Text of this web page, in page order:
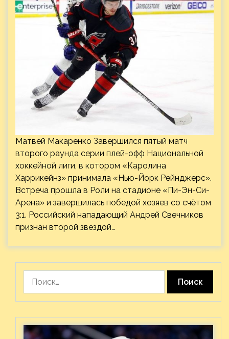
Матвей Макаренко Завершился пятый матч
второго раунда серии плей-офф Национальной
хоккейной лиги, в котором «Каролина
Харрикейнз» принимала «Нью-Йорк Рейнджерс».
Встреча прошла в Роли на стадионе «Пи-Эн-Си-
Арена» и завершилась победой хозяев со счётом
3:1. Российский нападающий Андрей Свечников
признан второй звездой…